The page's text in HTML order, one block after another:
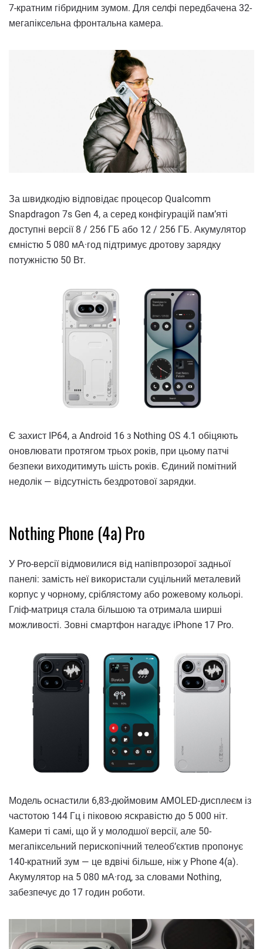
7-кратним гібридним зумом. Для селфі передбачена 32-
мегапіксельна фронтальна камера.
За швидкодію відповідає процесор Qualcomm
Snapdragon 7s Gen 4, а серед конфігурацій пам’яті
доступні версії 8 / 256 ГБ або 12 / 256 ГБ. Акумулятор
ємністю 5 080 мА·год підтримує дротову зарядку
потужністю 50 Вт.
Є захист IP64, а Android 16 з Nothing OS 4.1 обіцяють
оновлювати протягом трьох років, при цьому патчі
безпеки виходитимуть шість років. Єдиний помітний
недолік — відсутність бездротової зарядки.
Nothing Phone (4a) Pro
У Pro-версії відмовилися від напівпрозорої задньої
панелі: замість неї використали суцільний металевий
корпус у чорному, сріблястому або рожевому кольорі.
Гліф-матриця стала більшою та отримала ширші
можливості. Зовні смартфон нагадує iPhone 17 Pro.
Модель оснастили 6,83-дюймовим AMOLED-дисплеєм із
частотою 144 Гц і піковою яскравістю до 5 000 ніт.
Камери ті самі, що й у молодшої версії, але 50-
мегапіксельний перископічний телеоб’єктив пропонує
140-кратний зум — це вдвічі більше, ніж у Phone 4(a).
Акумулятор на 5 080 мА·год, за словами Nothing,
забезпечує до 17 годин роботи.